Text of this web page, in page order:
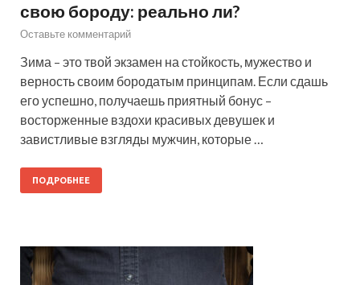
свою бороду: реально ли?
Оставьте комментарий
Зима – это твой экзамен на стойкость, мужество и
верность своим бородатым принципам. Если сдашь
его успешно, получаешь приятный бонус –
восторженные вздохи красивых девушек и
завистливые взгляды мужчин, которые …
ПОДРОБНЕЕ